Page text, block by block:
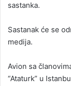
sastanka.
Sastanak će se
medija.
Avion sa
“Ataturk” u